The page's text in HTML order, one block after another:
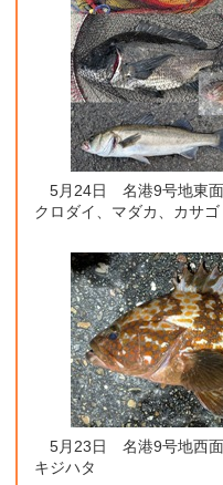
5月24日 名港9号地東
クロダイ、マダカ、カサゴ
5月23日 名港9号地西
キジハタ